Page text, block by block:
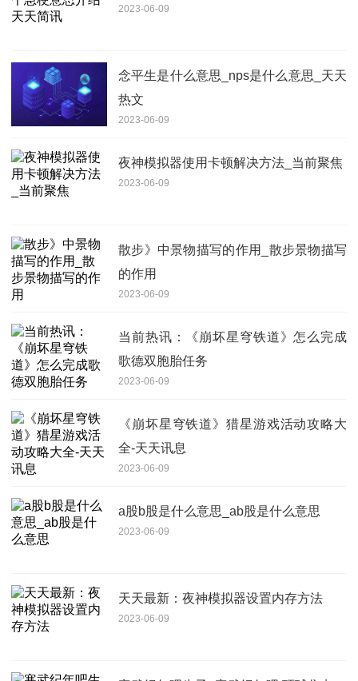
2023-06-09
念平生是什么意思_nps是什么意思_天天
热文
2023-06-09
夜神模拟器使用卡顿解决方法_当前聚焦
2023-06-09
散步》中景物描写的作用_散步景物描写
的作用
2023-06-09
当前热讯：《崩坏星穹铁道》怎么完成
歌德双胞胎任务
2023-06-09
《崩坏星穹铁道》猎星游戏活动攻略大
全-天天讯息
2023-06-09
a股b股是什么意思_ab股是什么意思
2023-06-09
天天最新：夜神模拟器设置内存方法
2023-06-09